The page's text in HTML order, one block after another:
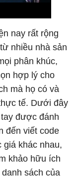
nay rất rộng
nhiều nhà sản
phân khúc,
hợp lý cho
mà họ có và
tế. Dưới đây
được đánh
đến viết code
giá khác nhau,
khảo hữu ích
sách của